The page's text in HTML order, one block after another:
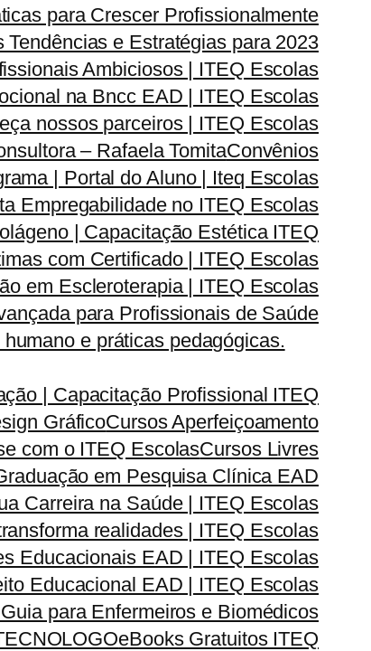
para Crescer Profissionalmente
e Estratégias para 2023
Ambiciosos | ITEQ Escolas
na Bncc EAD | ITEQ Escolas
nossos parceiros | ITEQ Escolas
– Rafaela TomitaConvênios
| Portal do Aluno | Iteq Escolas
Empregabilidade no ITEQ Escolas
| Capacitação Estética ITEQ
com Certificado | ITEQ Escolas
em Escleroterapia | ITEQ Escolas
para Profissionais de Saúde
e práticas pedagógicas.
| Capacitação Profissional ITEQ
GráficoCursos Aperfeiçoamento
com o ITEQ EscolasCursos Livres
em Pesquisa Clínica EAD
Carreira na Saúde | ITEQ Escolas
realidades | ITEQ Escolas
Educacionais EAD | ITEQ Escolas
Educacional EAD | ITEQ Escolas
para Enfermeiros e Biomédicos
eBooks Gratuitos ITEQ